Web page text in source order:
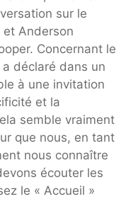
sur le
Anderson
Concernant le
déclaré dans un
à une invitation
et la
semble vraiment
que nous, en tant
nous connaître
écouter les
le « Accueil »